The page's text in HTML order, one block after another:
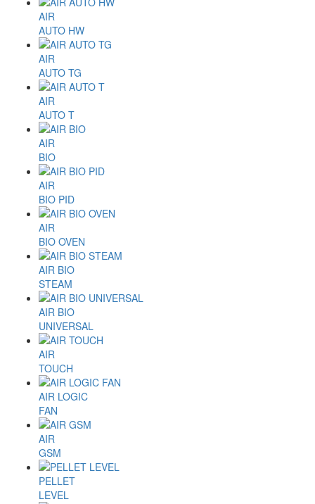
AIR
AUTO HW
AIR
AUTO TG
AIR
AUTO T
AIR
BIO
AIR
BIO PID
AIR
BIO OVEN
AIR BIO
STEAM
AIR BIO
UNIVERSAL
AIR
TOUCH
AIR LOGIC
FAN
AIR
GSM
PELLET
LEVEL